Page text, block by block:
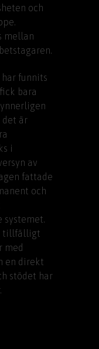
och
mellan
funnits
bara
är
i
av
fattade
och
tillfälligt
med
en direkt
stödet har